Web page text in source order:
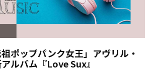
ポップパンク女王」アヴリル・
ルバム『Love Sux』